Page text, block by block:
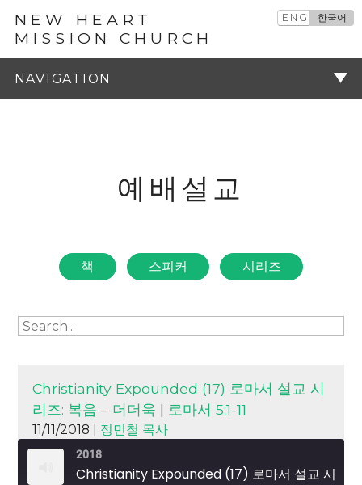
NEW HEART
MISSION CHURCH
ENG 한국어
예배설교
책 스피커 시리즈
Christianity Expounded (17) 로마서 설교 시
리즈: 복음 – 더더욱 | 로마서 5:1-11
11/11/2018 | 정민철 목사
2018